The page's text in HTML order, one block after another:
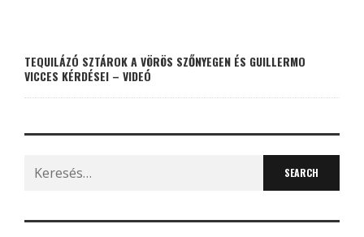
TEQUILÁZÓ SZTÁROK A VÖRÖS SZŐNYEGEN ÉS GUILLERMO
VICCES KÉRDÉSEI – VIDEÓ
Search
for: